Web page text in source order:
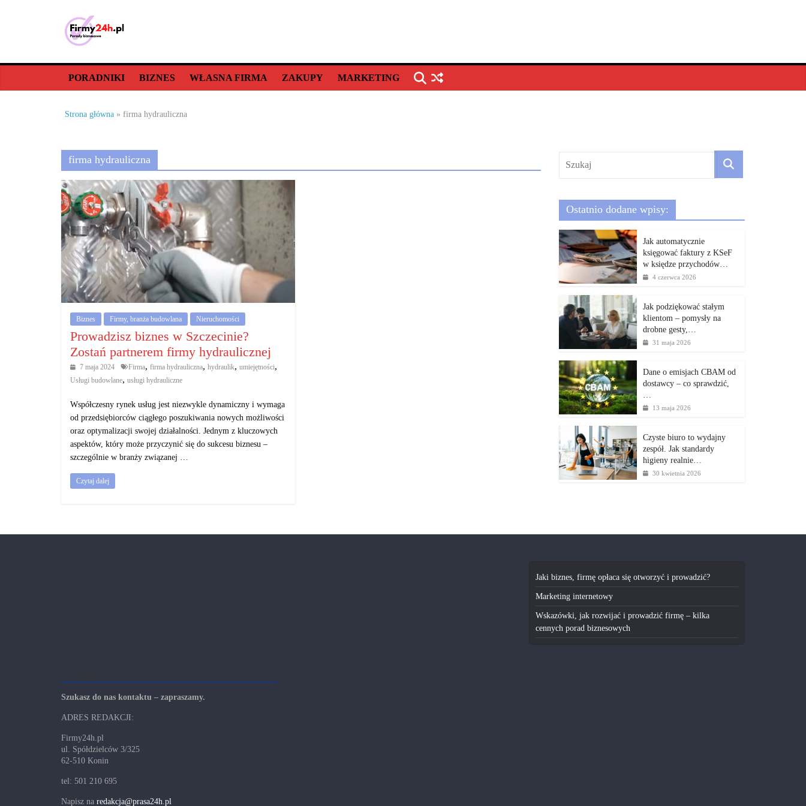
Porady
biznesowe,
dla
firm
–
jak
prowadzić
działalność
gospodarczą.
Porady
biznesowe
PORADNIKI BIZNES WŁASNA FIRMA ZAKUPY MARKETING
Strona główna » firma hydrauliczna
firma hydrauliczna
Biznes Firmy, branża budowlana Nieruchomości
Prowadzisz biznes w Szczecinie?
Zostań partnerem firmy hydraulicznej
7 maja 2024 Firma,firma hydrauliczna,hydraulik,umiejętności,
Usługi budowlane, usługi hydrauliczne
Współczesny rynek usług jest niezwykle dynamiczny i wymaga
od przedsiębiorców ciągłego poszukiwania nowych możliwości
oraz optymalizacji swojej działalności. Jednym z kluczowych
aspektów, który może przyczynić się do sukcesu biznesu –
szczególnie w branży związanej …
Czytaj dalej
Ostatnio dodane wpisy:
Jak automatycznie
księgować faktury z KSeF
w księdze przychodów…
4 czerwca 2026
Jak podziękować stałym
klientom – pomysły na
drobne gesty,…
31 maja 2026
Dane o emisjach CBAM od
dostawcy – co sprawdzić,
13 maja 2026
Czyste biuro to wydajny
zespół. Jak standardy
higieny realnie…
30 kwietnia 2026
Jaki biznes, firmę opłaca się otworzyć i prowadzić?
Marketing internetowy
Wskazówki, jak rozwijać i prowadzić firmę – kilka
cennych porad biznesowych
Szukasz do nas kontaktu – zapraszamy.
ADRES REDAKCJI:
Firmy24h.pl
ul. Spółdzielców 3/325
62-510 Konin
tel: 501 210 695
Napisz na redakcja@prasa24h.pl